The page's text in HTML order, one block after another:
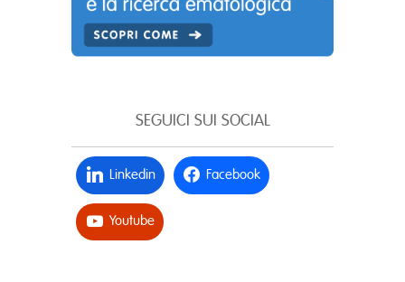
SEGUICI SUI SOCIAL
Linkedin Facebook
Youtube